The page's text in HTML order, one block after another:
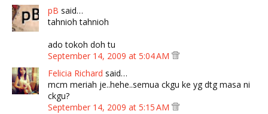
pB said…
tahnioh tahnioh
ado tokoh doh tu
September 14, 2009 at 5:04 AM
Felicia Richard said…
mcm meriah je..hehe..semua ckgu ke yg dtg masa ni
ckgu?
September 14, 2009 at 5:15 AM